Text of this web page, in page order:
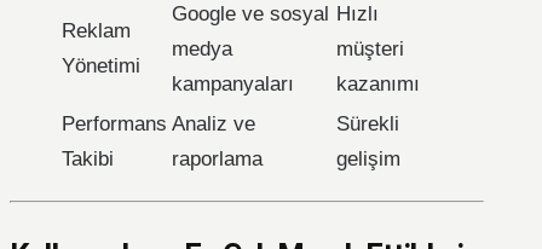
Reklam
Yönetimi
Google ve sosyal
medya
kampanyaları
Hızlı
müşteri
kazanımı
Performans
Takibi
Analiz ve
raporlama
Sürekli
gelişim